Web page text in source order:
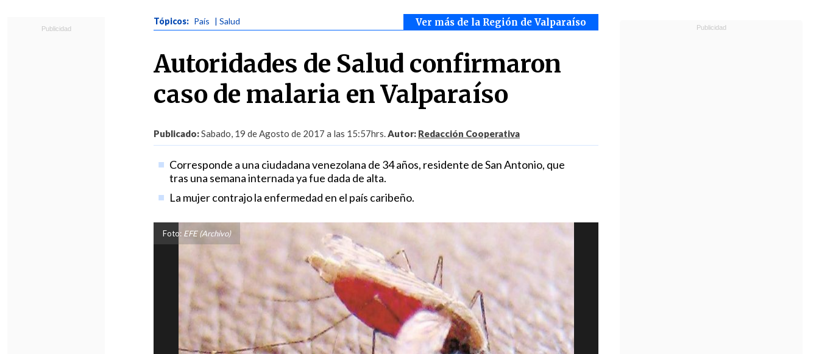
Ver más de la Región de Valparaíso
Tópicos: País | Salud
Autoridades de Salud confirmaron
caso de malaria en Valparaíso
Publicado:Sabado, 19 de Agosto de 2017 a las 15:57hrs.Autor: Redacción Cooperativa
Corresponde a una ciudadana venezolana de 34 años, residente de San Antonio, que
tras una semana internada ya fue dada de alta.
La mujer contrajo la enfermedad en el país caribeño.
Foto: EFE (Archivo)